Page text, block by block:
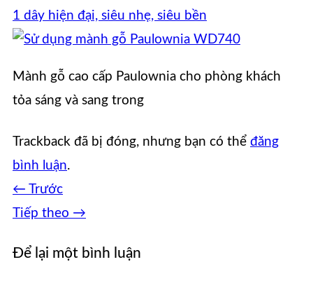
1 dây hiện đại, siêu nhẹ, siêu bền
Mành gỗ cao cấp Paulownia cho phòng khách
tỏa sáng và sang trong
Trackback đã bị đóng, nhưng bạn có thể đăng
bình luận.
← Trước
Tiếp theo →
Để lại một bình luận